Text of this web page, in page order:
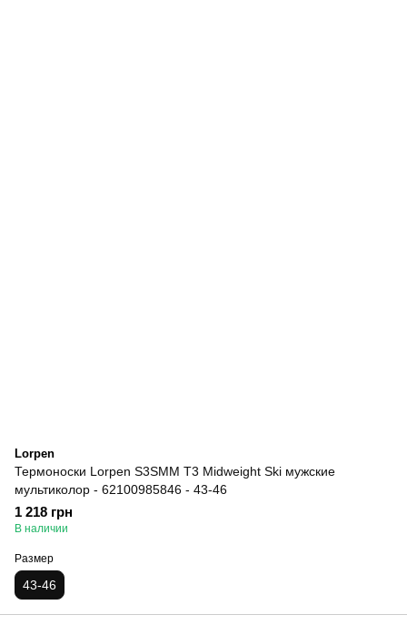
Lorpen
Термоноски Lorpen S3SMM T3 Midweight Ski мужские
мультиколор - 62100985846 - 43-46
1 218 грн
В наличии
Размер
43-46